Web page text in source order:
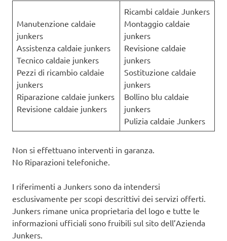
Manutenzione caldaie
junkers
Assistenza caldaie junkers
Tecnico caldaie junkers
Pezzi di ricambio caldaie
junkers
Riparazione caldaie junkers
Revisione caldaie junkers
Ricambi caldaie Junkers
Montaggio caldaie
junkers
Revisione caldaie
junkers
Sostituzione caldaie
junkers
Bollino blu caldaie
junkers
Pulizia caldaie Junkers
Non si effettuano interventi in garanza.
No Riparazioni telefoniche.
I riferimenti a Junkers sono da intendersi
esclusivamente per scopi descrittivi dei servizi offerti.
Junkers rimane unica proprietaria del logo e tutte le
informazioni ufficiali sono fruibili sul sito dell’Azienda
Junkers.